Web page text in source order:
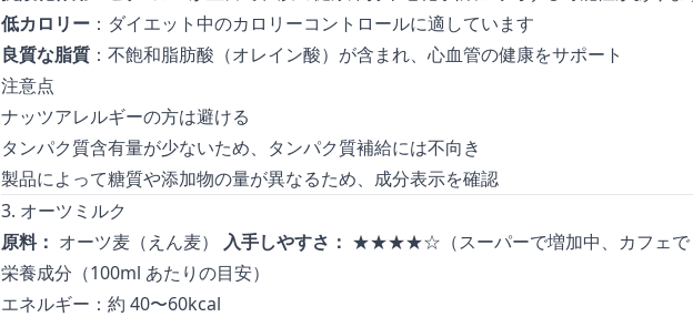
低カロリー ：ダイエット中のカロリーコントロールに適しています
良質な脂質 ：不飽和脂肪酸（オレイン酸）が含まれ、心血管の健康をサポート
注意点
ナッツアレルギーの方は避ける
タンパク質含有量が少ないため、タンパク質補給には不向き
製品によって糖質や添加物の量が異なるため、成分表示を確認
3. オーツミルク
原料： オーツ麦（えん麦） 入手しやすさ： ★★★★☆（スーパーで増加中、カフェで
栄養成分（100ml あたりの目安）
エネルギー：約 40〜60kcal